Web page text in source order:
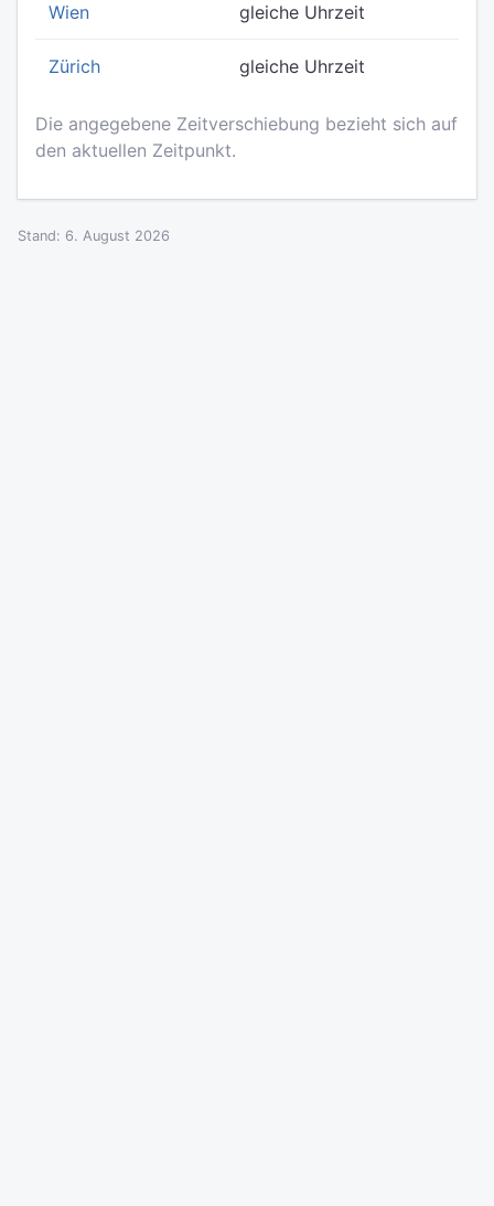
Wien gleiche Uhrzeit
Zürich gleiche Uhrzeit
Die angegebene Zeitverschiebung bezieht sich auf
den aktuellen Zeitpunkt.
Stand: 6. August 2026